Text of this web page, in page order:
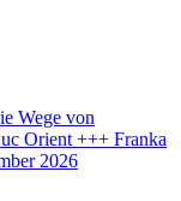
Wege von
Orient +++ Franka
2026